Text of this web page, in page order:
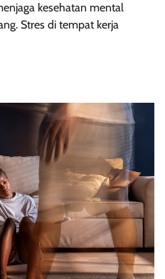
kesehatan mental
Stres di tempat kerja